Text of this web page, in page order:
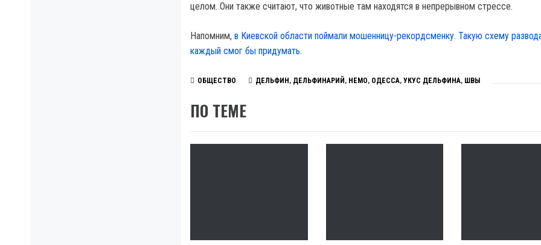
целом. Они также считают, что животные там находятся в непрерывном стрессе.
Напомним, в Киевской области поймали мошенницу-рекордсменку. Такую схему
каждый смог бы придумать.
ОБЩЕСТВО ДЕЛЬФИН , ДЕЛЬФИНАРИЙ , НЕМО, ОДЕССА, УКУС ДЕЛЬФИНА, ШВЫ
ПО ТЕМЕ